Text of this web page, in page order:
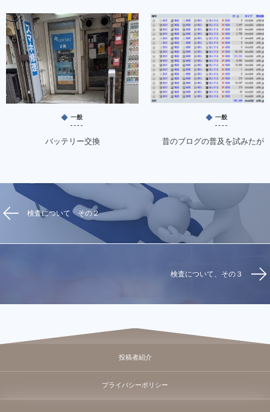
一般
バッテリー交換
一般
昔のブログの普及を試みたが
検査について その２
検査について、その３
投稿者紹介
プライバシーポリシー